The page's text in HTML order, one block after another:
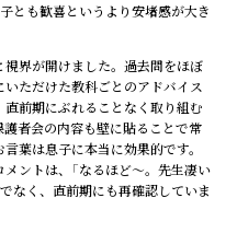
とも歓喜というより安堵感が大き
界が開けました。過去問をほぼ
ただけた教科ごとのアドバイス
前期にぶれることなく取り組む
者会の内容も壁に貼ることで常
葉は息子に本当に効果的です。
ントは、「なるほど～。先生凄い
なく、直前期にも再確認していま